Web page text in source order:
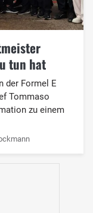
tun hat
der Formel E
Tommaso
zu einem